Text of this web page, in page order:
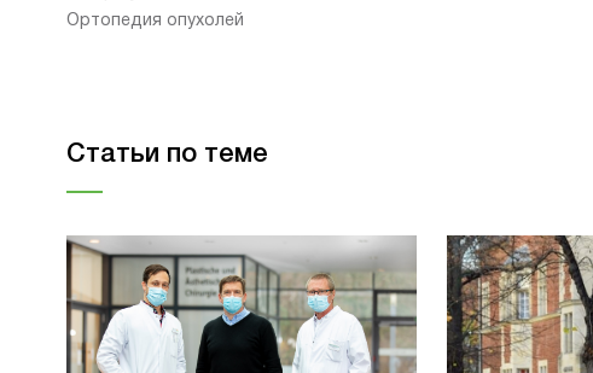
Ортопедия опухолей
Статьи по теме